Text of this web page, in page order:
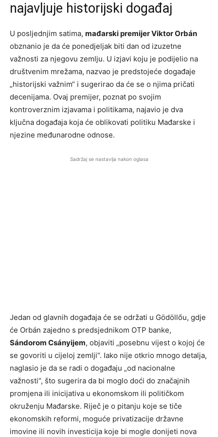
najavljuje historijski događaj
U posljednjim satima, mađarski premijer Viktor Orbán
obznanio je da će ponedjeljak biti dan od izuzetne
važnosti za njegovu zemlju. U izjavi koju je podijelio na
društvenim mrežama, nazvao je predstojeće događaje
„historijski važnim“ i sugerirao da će se o njima pričati
decenijama. Ovaj premijer, poznat po svojim
kontroverznim izjavama i politikama, najavio je dva
ključna događaja koja će oblikovati politiku Mađarske i
njezine međunarodne odnose.
Sadržaj se nastavlja nakon oglasa
Jedan od glavnih događaja će se održati u Gödöllőu, gdje
će Orbán zajedno s predsjednikom OTP banke,
Sándorom Csányijem, objaviti „posebnu vijest o kojoj će
se govoriti u cijeloj zemlji“. Iako nije otkrio mnogo detalja,
naglasio je da se radi o događaju „od nacionalne
važnosti“, što sugerira da bi moglo doći do značajnih
promjena ili inicijativa u ekonomskom ili političkom
okruženju Mađarske. Riječ je o pitanju koje se tiče
ekonomskih reformi, moguće privatizacije državne
imovine ili novih investicija koje bi mogle donijeti nova